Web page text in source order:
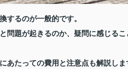
するのが一般的です。
問題が起きるのか、疑問に感じるこ
あたっての費用と注意点も解説しま